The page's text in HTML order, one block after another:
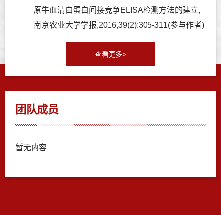
原牛血清白蛋白间接竞争ELISA检测方法的建立,
南京农业大学学报,2016,39(2):305-311(参与作者)
查看更多>
团队成员
暂无内容